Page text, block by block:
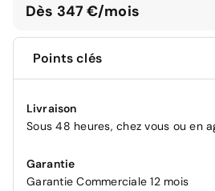
Dès 347 €/mois
Points clés
Livraison
Sous 48 heures, chez vous ou en
Garantie
Garantie Commerciale 12 mois